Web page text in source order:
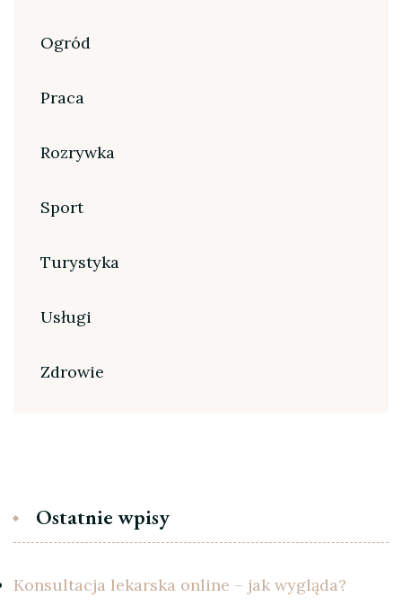
Ogród
Praca
Rozrywka
Sport
Turystyka
Usługi
Zdrowie
Ostatnie wpisy
Konsultacja lekarska online – jak wygląda?